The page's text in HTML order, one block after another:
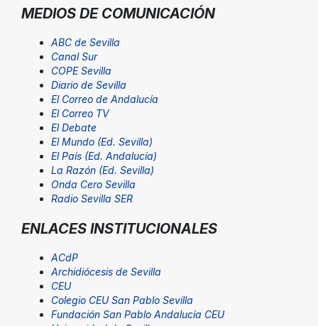
MEDIOS DE COMUNICACIÓN
ABC de Sevilla
Canal Sur
COPE Sevilla
Diario de Sevilla
El Correo de Andalucía
El Correo TV
El Debate
El Mundo (Ed. Sevilla)
El País (Ed. Andalucía)
La Razón (Ed. Sevilla)
Onda Cero Sevilla
Radio Sevilla SER
ENLACES INSTITUCIONALES
ACdP
Archidiócesis de Sevilla
CEU
Colegio CEU San Pablo Sevilla
Fundación San Pablo Andalucía CEU